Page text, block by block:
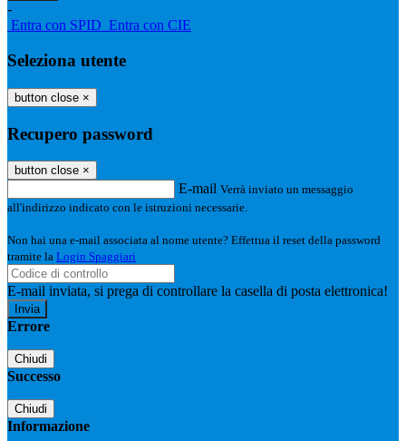
-
Entra con SPID Entra con CIE
Seleziona utente
button close ×
Recupero password
button close ×
E-mail Verrà inviato un messaggio
all'indirizzo indicato con le istruzioni necessarie.
Non hai una e-mail associata al nome utente? Effettua il reset della password
tramite la Login Spaggiari
E-mail inviata, si prega di controllare la casella di posta elettronica!
Errore
Chiudi
Successo
Chiudi
Informazione